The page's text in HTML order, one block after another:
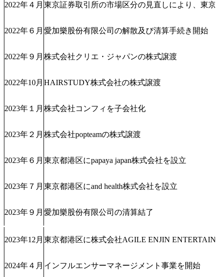
2022年４月 東京証券取引所の市場区分の見直しにより、東
2022年６月 愛加樂股份有限公司の解散及び清算手続き開始
2022年９月 株式会社クリエ・ジャパンの株式譲渡
2022年10月 HAIRSTUDY株式会社の株式譲渡
2023年１月 株式会社コンフィを子会社化
2023年２月 株式会社popteamの株式譲渡
2023年６月 東京都港区にpapaya japan株式会社を設立
2023年７月 東京都港区にand health株式会社を設立
2023年９月 愛加樂股份有限公司の清算結了
2023年12月 東京都港区に株式会社AGILE ENJIN
2024年４月 インフルエンサーマネージメント事業を開始